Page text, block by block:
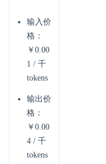
输入价
格：
￥0.00
1 / 千
tokens
输出价
格：
￥0.00
4 / 千
tokens